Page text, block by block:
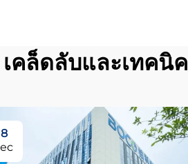
เคล็ดลับและเทคนิค